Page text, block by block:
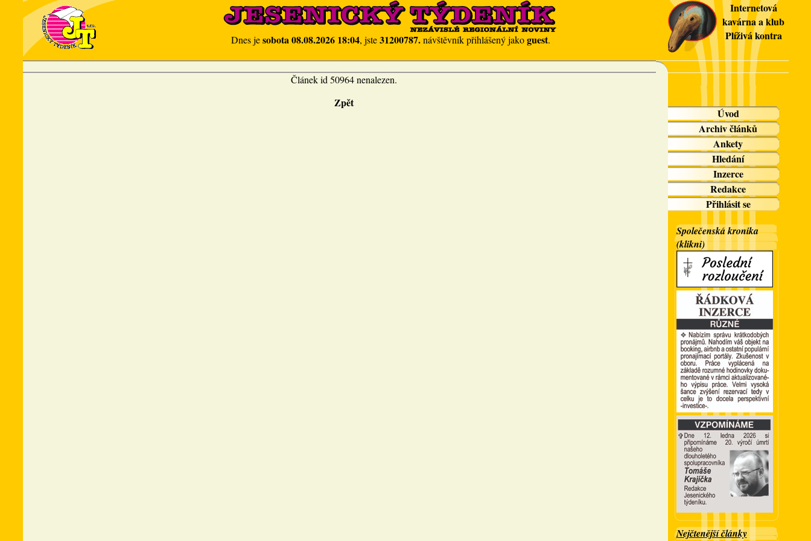
Dnes jesobota 08.08.2026 18:04, jste31200787.návštěvník přihlášený jakoguest.
Internetová
kavárna a klub
Plíživá kontra
Článek id 50964 nenalezen.
Zpět
Úvod
Archiv článků
Ankety
Hledání
Inzerce
Redakce
Přihlásit se
Společenská kronika
(klikni)
Nejčtenější články